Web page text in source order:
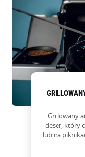
Grillowany
deser, który
lub na